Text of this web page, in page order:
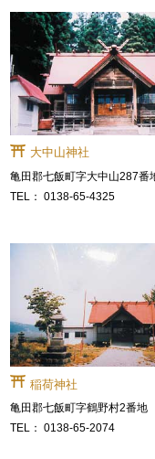
大中山神社
亀田郡七飯町字大中山287番
0138-65-4325
稲荷神社
亀田郡七飯町字鶴野村2番地
0138-65-2074